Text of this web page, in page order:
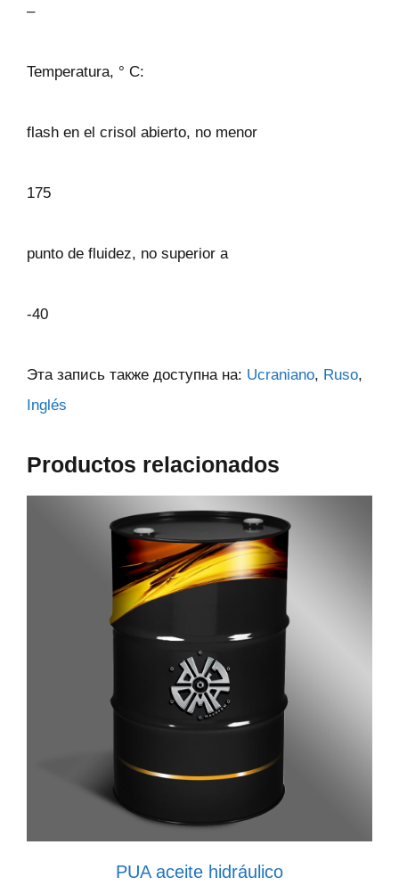
–
Temperatura, ° C:
flash en el crisol abierto, no menor
175
punto de fluidez, no superior a
-40
Эта запись также доступна на: Ucraniano Ruso
Inglés
Productos relacionados
PUA aceite hidráulico